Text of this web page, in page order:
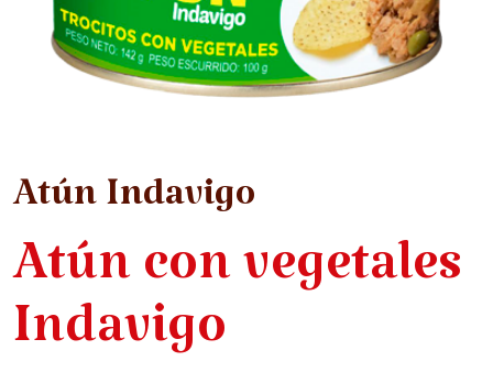
Atún Indavigo
Atún con vegetales
Indavigo